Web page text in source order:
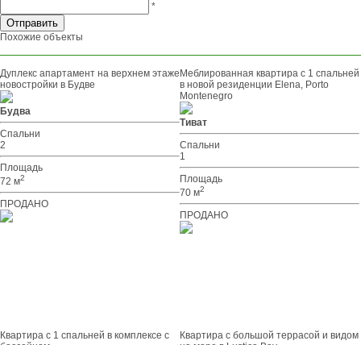
*
Похожие объекты
Дуплекс апартамент на верхнем этаже
новостройки в Будве
Будва
Спальни
2
Площадь
72 м2
ПРОДАНО
Меблированная квартира с 1 спальней
в новой резиденции Elena, Porto
Montenegro
Тиват
Спальни
1
Площадь
70 м2
ПРОДАНО
Квартира с 1 спальней в комплексе с
Квартира с большой террасой и видом